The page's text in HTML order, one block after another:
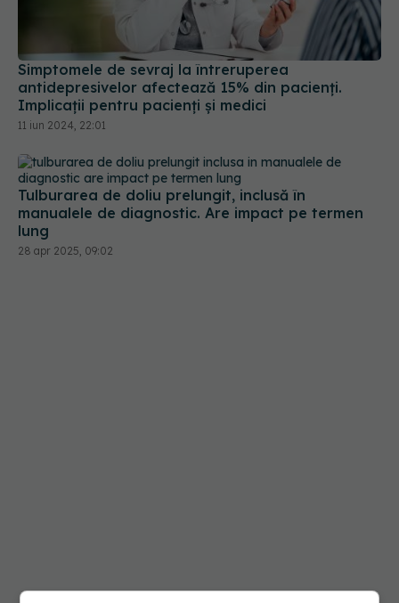
Simptomele de sevraj la întreruperea
antidepresivelor afectează 15% din pacienți.
Implicații pentru pacienți și medici
11 iun 2024, 22:01
Tulburarea de doliu prelungit, inclusă în
manualele de diagnostic. Are impact pe termen
lung
28 apr 2025, 09:02